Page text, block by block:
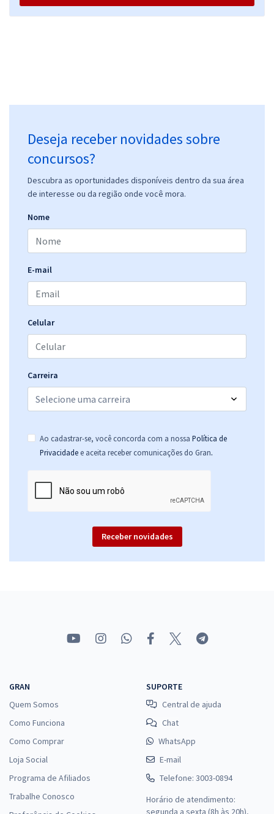
Deseja receber novidades sobre
concursos?
Descubra as oportunidades disponíveis dentro da sua área
de interesse ou da região onde você mora.
Nome
E-mail
Celular
Carreira
Ao cadastrar-se, você concorda com a nossa Política de
Privacidade e aceita receber comunicações do Gran.
Receber novidades
GRAN
Quem Somos
Como Funciona
Como Comprar
Loja Social
Programa de Afiliados
Trabalhe Conosco
SUPORTE
Central de ajuda
Chat
WhatsApp
E-mail
Telefone: 3003-0894
Horário de atendimento:
segunda a sexta (8h às 20h),